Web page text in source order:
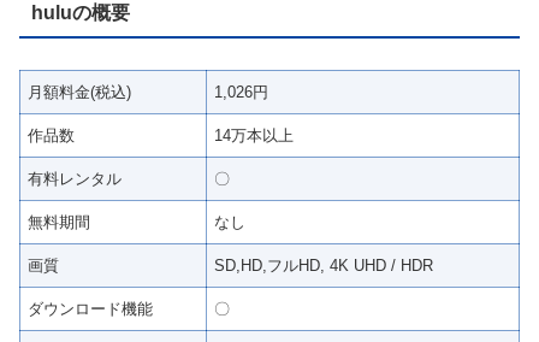
huluの概要
月額料金(税込) 1,026円
作品数 14万本以上
有料レンタル 〇
無料期間 なし
画質 SD,HD,フルHD, 4K UHD / HDR
ダウンロード機能 〇